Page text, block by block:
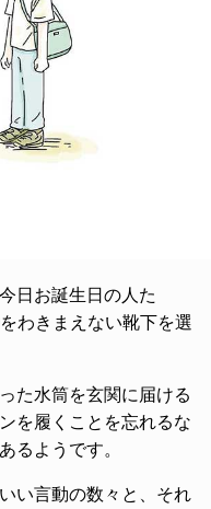
日お誕生日の人た
わきまえない靴下を選
た水筒を玄関に届ける
を履くことを忘れるな
るようです。
い言動の数々と、それ